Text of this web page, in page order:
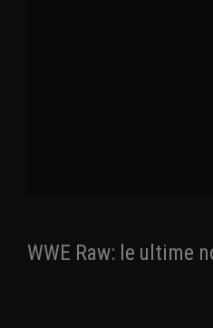
WWE Raw: le ultime